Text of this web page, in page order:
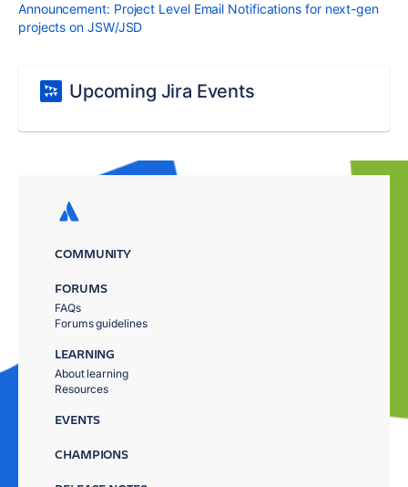
Announcement: Project Level Email Notifications for next-gen
projects on JSW/JSD
Upcoming Jira Events
COMMUNITY
FORUMS
FAQs
Forums guidelines
LEARNING
About learning
Resources
EVENTS
CHAMPIONS